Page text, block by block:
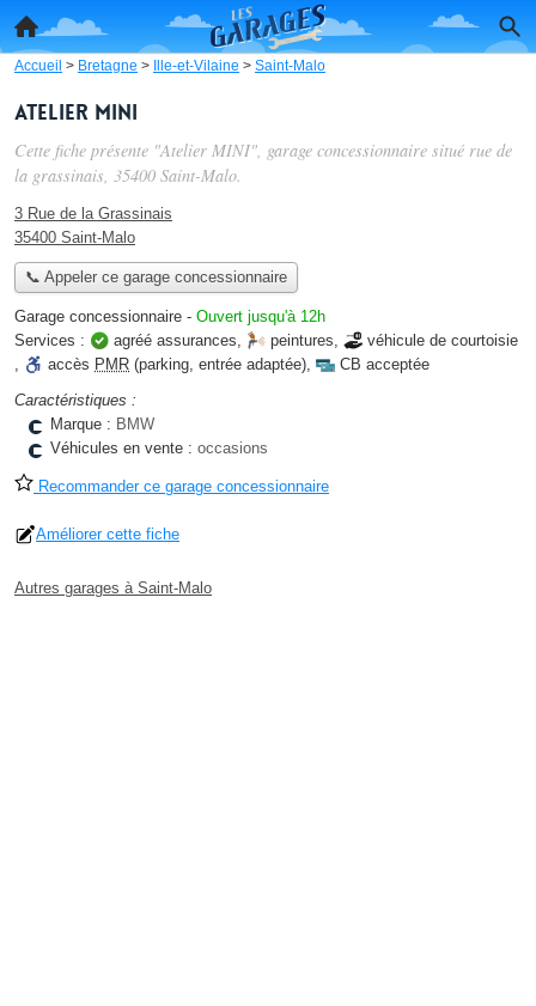
Accueil > Bretagne > Ille-et-Vilaine > Saint-Malo
Atelier MINI
Cette fiche présente "Atelier MINI", garage concessionnaire situé rue de
la grassinais, 35400 Saint-Malo.
3 Rue de la Grassinais
35400 Saint-Malo
📞 Appeler ce garage concessionnaire
Garage concessionnaire - Ouvert jusqu'à 12h
Services :
agréé assurances, peintures,
véhicule de courtoisie
,
accès PMR (parking, entrée adaptée),
CB acceptée
Caractéristiques :
Marque : BMW
Véhicules en vente : occasions
Recommander ce garage concessionnaire
Améliorer cette fiche
Autres garages à Saint-Malo